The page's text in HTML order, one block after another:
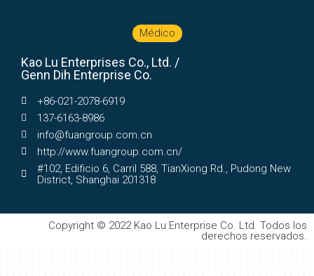
Médico
Kao Lu Enterprises Co., Ltd. /
Genn Dih Enterprise Co.
+86-021-2078-6919
137-6163-8986
info@fuangroup.com.cn
http://www.fuangroup.com.cn/
#102, Edificio 6, Carril 588, TianXiong Rd., Pudong New
District, Shanghai 201318
Copyright © 2022 Kao Lu Enterprise Co. Ltd. Todos los
derechos reservados.